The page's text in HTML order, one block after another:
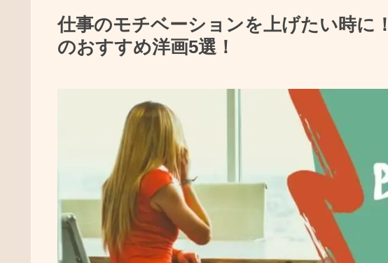
仕事のモチベーションを上げたい時に
のおすすめ洋画5選！